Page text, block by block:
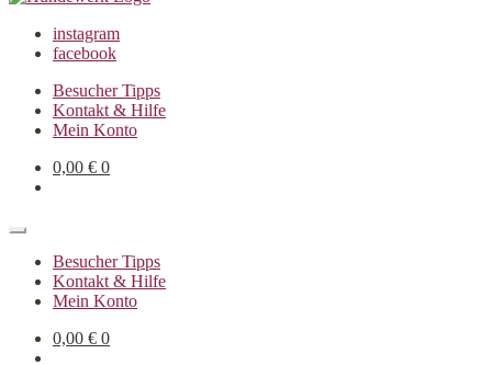
instagram
facebook
Besucher Tipps
Kontakt & Hilfe
Mein Konto
0,00 € 0
Besucher Tipps
Kontakt & Hilfe
Mein Konto
0,00 € 0